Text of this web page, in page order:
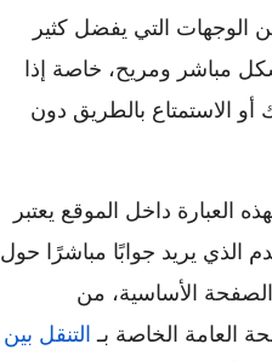
الوجهات التي يفضل كثير
مباشر ومريح، خاصة إذا
أو الاستمتاع بالطريق دون
داخل الموقع يعتبر
الذي يريد جوابًا مباشرًا حول
الأساسية، من
العامة الخاصة بـ التنقل بين